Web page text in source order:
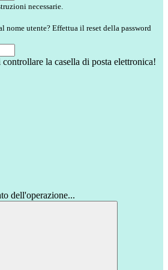
necessarie.
nome utente? Effettua il reset della password
la casella di posta elettronica!
dell'operazione...